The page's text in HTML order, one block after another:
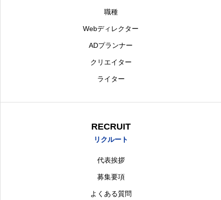
職種
Webディレクター
ADプランナー
クリエイター
ライター
RECRUIT
リクルート
代表挨拶
募集要項
よくある質問